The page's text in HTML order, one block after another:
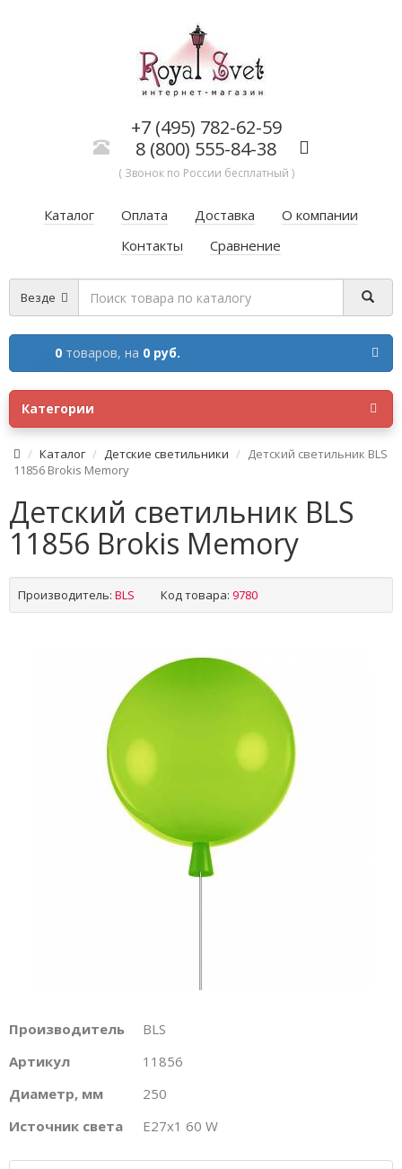
+7 (495) 782-62-59
8 (800) 555-84-38
( Звонок по России бесплатный )
Каталог Оплата Доставка
О компании
Контакты
Сравнение
Везде
0 товаров, на 0 руб.
Категории
Каталог Детские светильники
Детский светильник BLS
11856 Brokis Memory
Детский светильник BLS
11856 Brokis Memory
Производитель: BLS Код товара: 9780
Производитель
BLS
Артикул
11856
Диаметр, мм
250
Источник света
E27х1 60 W